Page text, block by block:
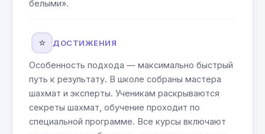
белыми».
⭐ ДОСТИЖЕНИЯ
Особенность подхода — максимально быстрый
путь к результату. В школе собраны мастера
шахмат и эксперты. Ученикам раскрываются
секреты шахмат, обучение проходит по
специальной программе. Все курсы включают